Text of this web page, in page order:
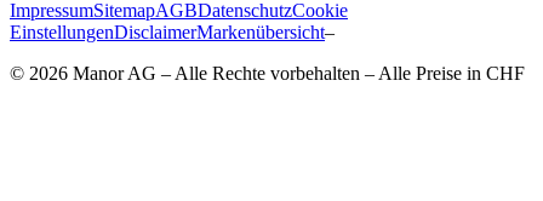
ImpressumSitemapAGBDatenschutzCookie
EinstellungenDisclaimerMarkenübersicht–
© 2026 Manor AG – Alle Rechte vorbehalten – Alle Preise in CHF